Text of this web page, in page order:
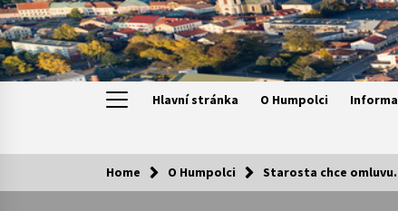
Hlavní stránka O Humpolci
Kam za kulturou?
Home O Humpolci Starosta chce